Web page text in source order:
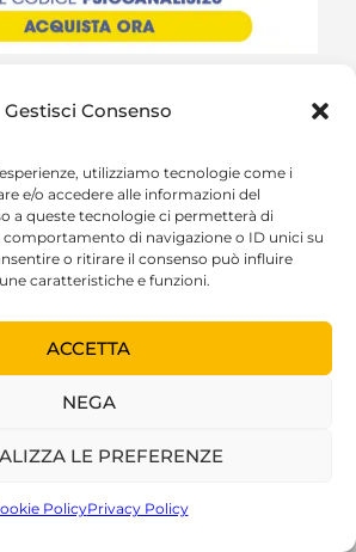
Gestisci Consenso
utilizziamo tecnologie come i
e/o accedere alle informazioni del
a queste tecnologie ci permetterà di
di navigazione o ID unici su
o ritirare il consenso può influire
caratteristiche e funzioni.
ACCETTA
NEGA
LE PREFERENZE
PolicyPrivacy Policy
che apprezzi il nostro lavoro.
è la rivista on line di Psicoanalisi
indicizzata al mondo. Un
grande di persone la segue senza
con una donazione! Servirà a far
SOSTENITORE